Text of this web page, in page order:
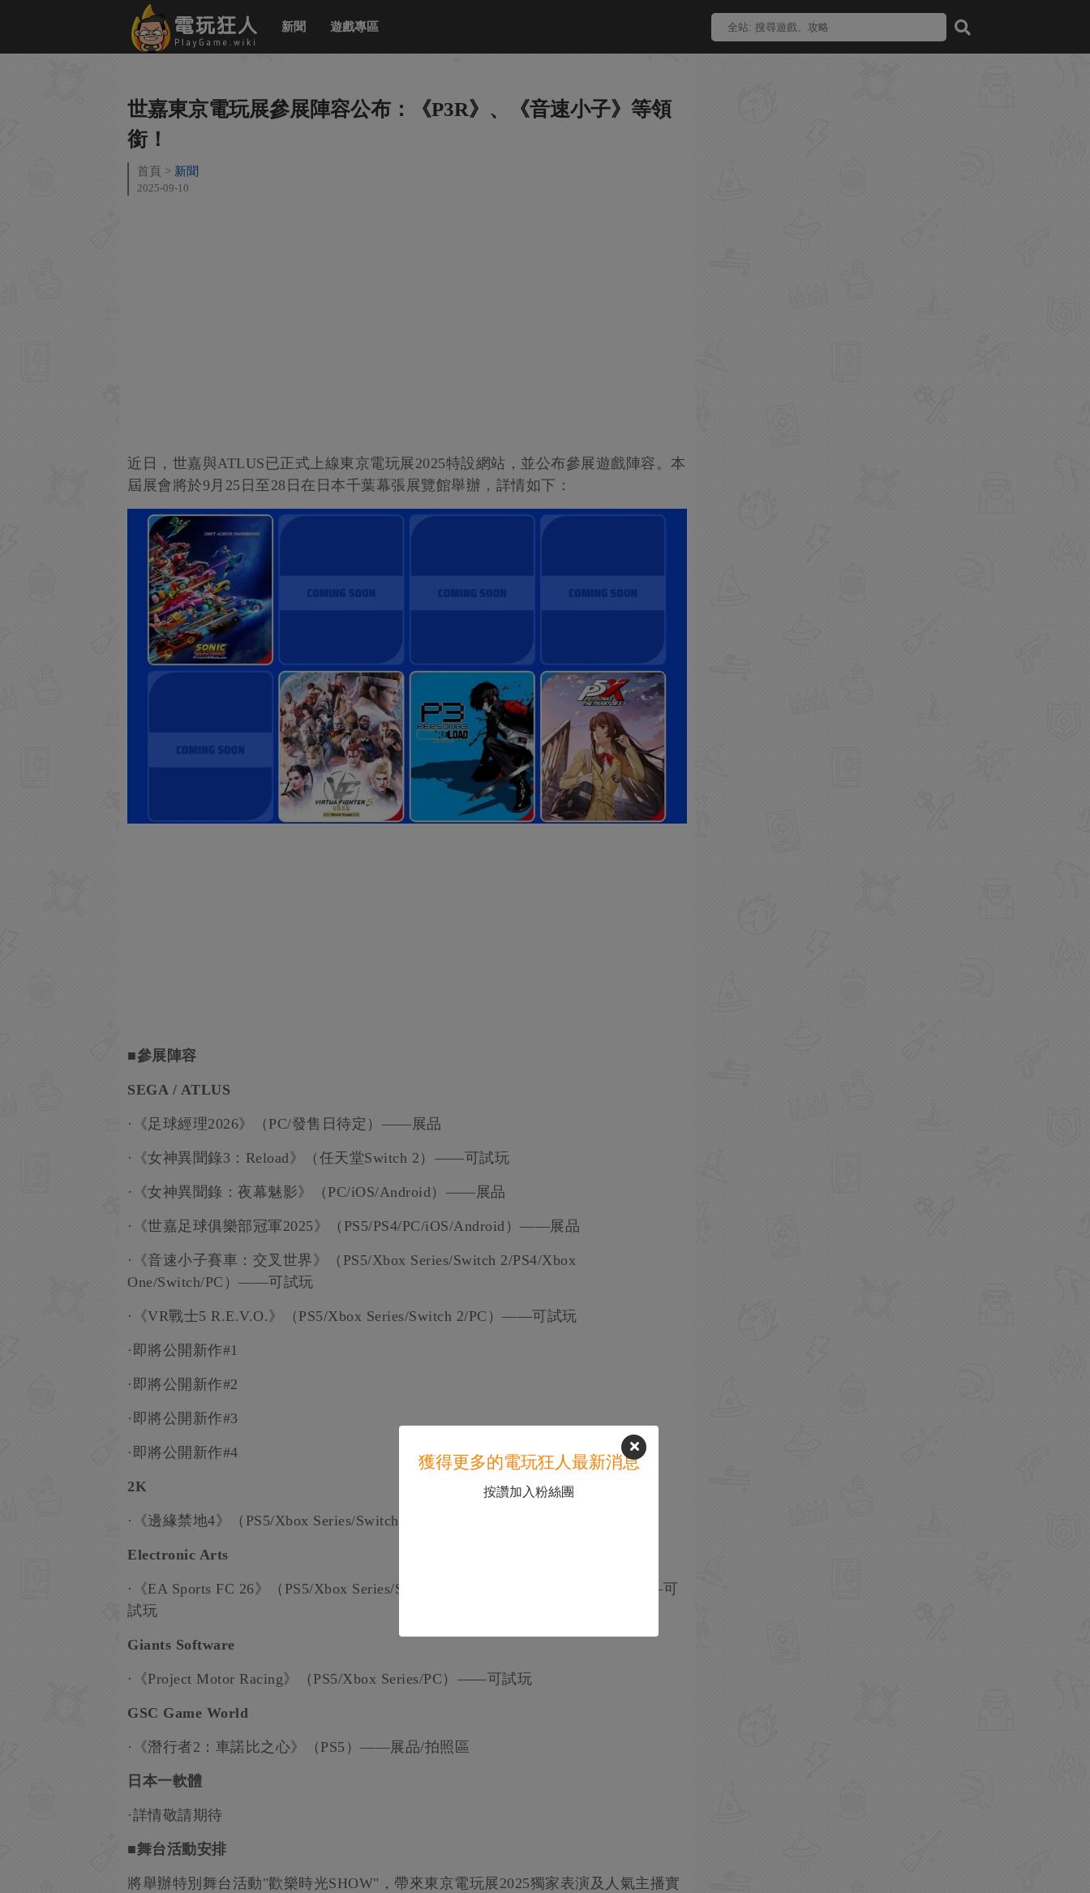
新聞 遊戲專區
世嘉東京電玩展參展陣容公布：《P3R》、《音速小子》等領
銜！
首頁 新聞
2025-09-10
近日，世嘉與ATLUS已正式上線東京電玩展2025特設網站，並公布參展遊戲陣容。本
屆展會將於9月25日至28日在日本千葉幕張展覽館舉辦，詳情如下：
■參展陣容
SEGA / ATLUS
·《足球經理2026》（PC/發售日待定）——展品
·《女神異聞錄3：Reload》（任天堂Switch 2）——可試玩
·《女神異聞錄：夜幕魅影》（PC/iOS/Android）——展品
·《世嘉足球俱樂部冠軍2025》（PS5/PS4/PC/iOS/Android）——展品
·《音速小子賽車：交叉世界》（PS5/Xbox Series/Switch 2/PS4/Xbox
One/Switch/PC）——可試玩
·《VR戰士5 R.E.V.O.》（PS5/Xbox Series/Switch 2/PC）——可試玩
·即將公開新作#1
·即將公開新作#2
·即將公開新作#3
·即將公開新作#4
2K
·《邊緣禁地4》（PS5/Xbox Series/Switch 2/PC）——可試玩
Electronic Arts
·《EA Sports FC 26》（PS5/Xbox Series/Switch 2/PS4/Xbox One/Switch/PC）——可
試玩
Giants Software
·《Project Motor Racing》（PS5/Xbox Series/PC）——可試玩
GSC Game World
·《潛行者2：車諾比之心》（PS5）——展品/拍照區
日本一軟體
·詳情敬請期待
■舞台活動安排
將舉辦特別舞台活動"歡樂時光SHOW"，帶來東京電玩展2025獨家表演及人氣主播實
獲得更多的電玩狂人最新消息
按讚加入粉絲團